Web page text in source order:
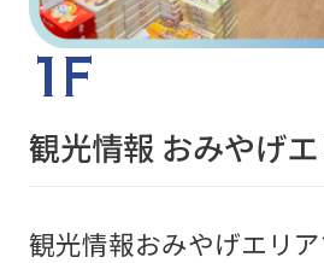
1F
観光情報 おみやげ
観光情報おみやげエリ